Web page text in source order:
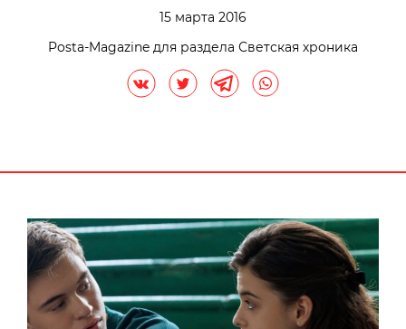
15 марта 2016
Posta-Magazine для раздела Светская хроника